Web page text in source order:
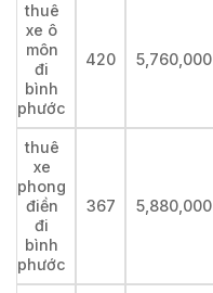
thuê
xe ô
môn
đi
bình
phước
420 5,760,000
thuê
xe
phong
điền
đi
bình
phước
367 5,880,000